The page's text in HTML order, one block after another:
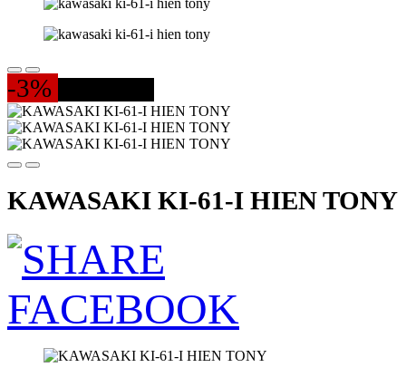
-3%
KAWASAKI KI-61-I HIEN TONY